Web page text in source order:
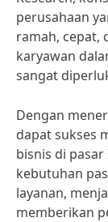
perusahaan
ramah, cepat,
karyawan
sangat
Dengan
dapat sukses
bisnis di
kebutuhan
layanan,
memberikan